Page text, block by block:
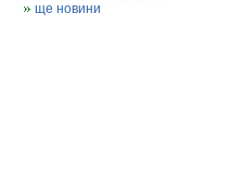
ще новини